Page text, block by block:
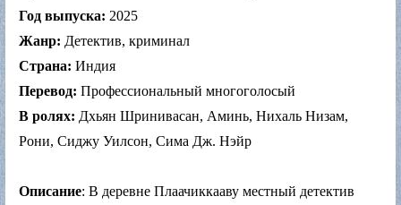
Год выпуска: 2025
Жанр: Детектив, криминал
Страна: Индия
Перевод: Профессиональный многоголосый
В ролях: Дхьян Шринивасан, Аминь, Нихаль Низам,
Рони, Сиджу Уилсон, Сима Дж. Нэйр
Описание: В деревне Плаачиккааву местный детектив